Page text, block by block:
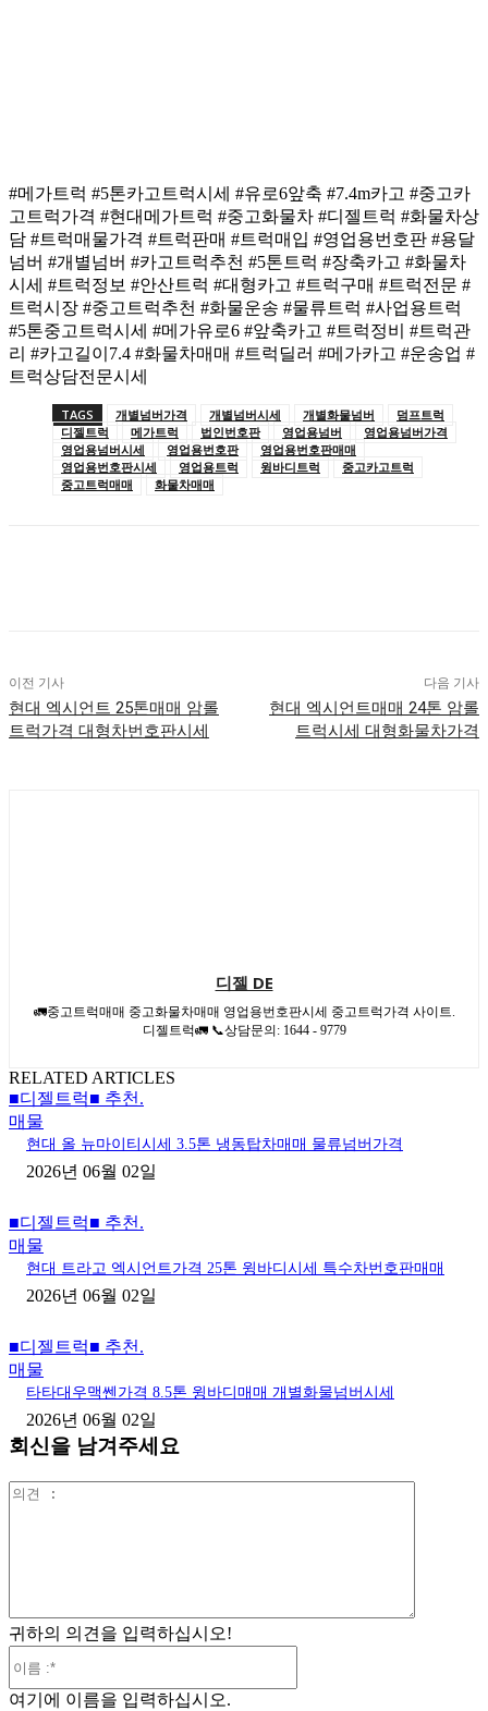
#메가트럭 #5톤카고트럭시세 #유로6앞축 #7.4m카고 #중고카
고트럭가격 #현대메가트럭 #중고화물차 #디젤트럭 #화물차상
담 #트럭매물가격 #트럭판매 #트럭매입 #영업용번호판 #용달
넘버 #개별넘버 #카고트럭추천 #5톤트럭 #장축카고 #화물차
시세 #트럭정보 #안산트럭 #대형카고 #트럭구매 #트럭전문 #
트럭시장 #중고트럭추천 #화물운송 #물류트럭 #사업용트럭
#5톤중고트럭시세 #메가유로6 #앞축카고 #트럭정비 #트럭관
리 #카고길이7.4 #화물차매매 #트럭딜러 #메가카고 #운송업 #
트럭상담전문시세
TAGS 개별넘버가격 개별넘버시세 개별화물넘버
덤프트럭
디젤트럭
메가트럭 법인번호판 영업용넘버
영업용넘버가격
영업용넘버시세
영업용번호판
영업용번호판매매
영업용번호판시세
영업용트럭 윙바디트럭
중고카고트럭
중고트럭매매
화물차매매
이전 기사
현대 엑시언트 25톤매매 암롤
트럭가격 대형차번호판시세
다음 기사
현대 엑시언트매매 24톤 암롤
트럭시세 대형화물차가격
디젤 DE
🚛중고트럭매매 중고화물차매매 영업용번호판시세 중고트럭가격 사이트.
디젤트럭🚛 📞상담문의: 1644 - 9779
RELATED ARTICLES
■디젤트럭■ 추천.
매물
현대 올 뉴마이티시세 3.5톤 냉동탑차매매 물류넘버가격
2026년 06월 02일
■디젤트럭■ 추천.
매물
현대 트라고 엑시언트가격 25톤 윙바디시세 특수차번호판매매
2026년 06월 02일
■디젤트럭■ 추천.
매물
타타대우맥쎈가격 8.5톤 윙바디매매 개별화물넘버시세
2026년 06월 02일
회신을 남겨주세요
귀하의 의견을 입력하십시오!
여기에 이름을 입력하십시오.